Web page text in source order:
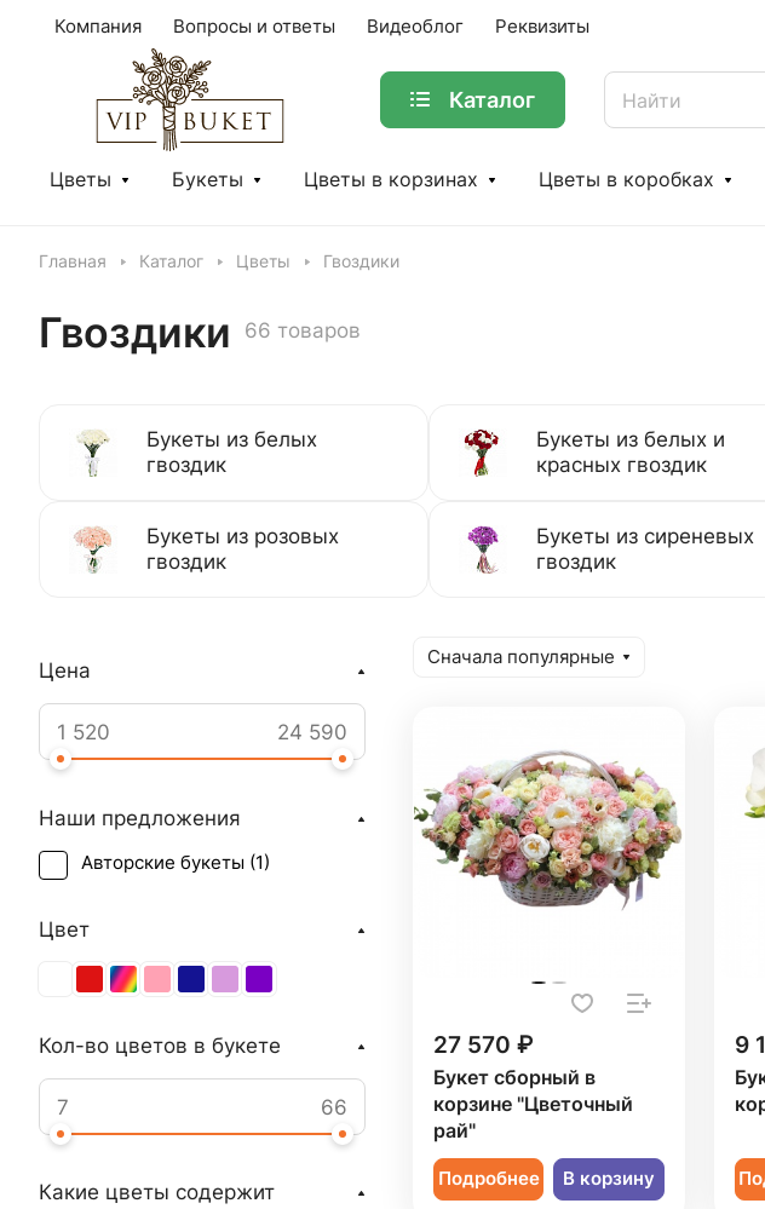
Компания Вопросы и ответы Видеоблог Реквизиты
Каталог
Цветы Букеты Цветы в корзинах Цветы в коробках
Главная Каталог Цветы Гвоздики
Гвоздики 66 товаров
Букеты из белых
гвоздик
Букеты из белых и
красных гвоздик
Букеты из розовых
гвоздик
Букеты из сиреневых
гвоздик
Сначала популярные
27 570 ₽
Букет сборный в
корзине "Цветочный
рай"
Подробнее В корзину
9
Цена
Наши предложения
Авторские букеты (1)
Цвет
Кол-во цветов в букете
Какие цветы содержит